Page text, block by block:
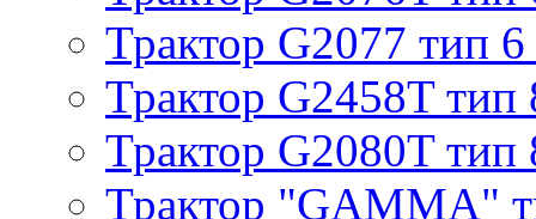
Трактор G2077 тип 6
Трактор G2458T тип
Трактор G2080T тип
Трактор "GAMMA"